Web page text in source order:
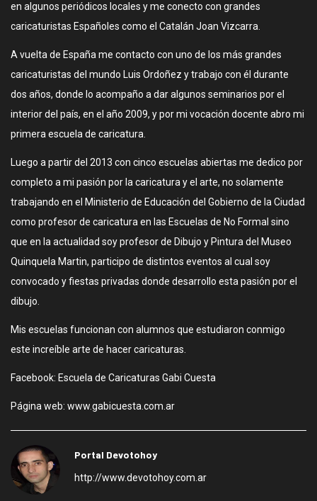
en algunos periódicos locales y me conecto con grandes
caricaturistas Españoles como el Catalán Joan Vizcarra.
A vuelta de España me contacto con uno de los más grandes
caricaturistas del mundo Luis Ordoñez y trabajo con él durante
dos años, donde lo acompaño a dar algunos seminarios por el
interior del país, en el año 2009, y por mi vocación docente abro mi
primera escuela de caricatura.
Luego a partir del 2013 con cinco escuelas abiertas me dedico por
completo a mi pasión por la caricatura y el arte, no solamente
trabajando en el Ministerio de Educación del Gobierno de la Ciudad
como profesor de caricatura en las Escuelas de No Formal sino
que en la actualidad soy profesor de Dibujo y Pintura del Museo
Quinquela Martin, participo de distintos eventos al cual soy
convocado y fiestas privadas donde desarrollo esta pasión por el
dibujo.
Mis escuelas funcionan con alumnos que estudiaron conmigo
este increíble arte de hacer caricaturas.
Facebook: Escuela de Caricaturas Gabi Cuesta
Página web: www.gabicuesta.com.ar
Portal Devotohoy
http://www.devotohoy.com.ar